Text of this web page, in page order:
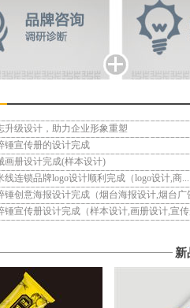
升级设计，助力企业形象重塑
锤宣传册的设计完成
画册设计完成(样本设计)
连锁品牌logo设计顺利完成（logo设计,商...
创意海报设计完成（烟台海报设计,烟台广
锤宣传册设计完成（样本设计,画册设计,宣
新